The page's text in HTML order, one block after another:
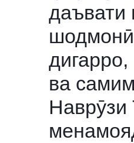
даъвати
ва
Наврӯзи